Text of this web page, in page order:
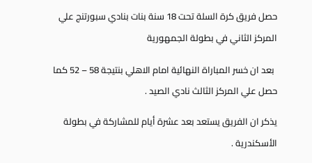
حصل فريق كرة السلة تحت 18 سنة بنات بنادي سبورتنج علي
المركز الثاني في بطولة الجمهورية
بعد ان خسر المباراة النهائية امام الاهلي بنتيجة 58 – 52 كما
حصل علي المركز الثالث نادي الصيد .
يذكر ان الفريق يستعد بعد عشرة أيام للمشاركة في بطولة
الأسكندرية .